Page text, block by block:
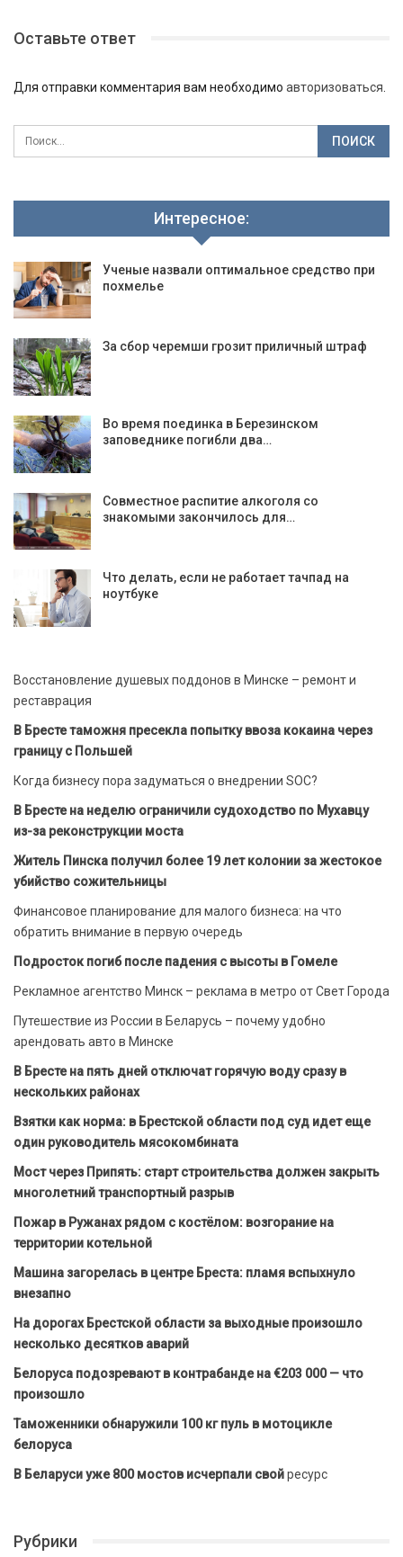
Оставьте ответ
Для отправки комментария вам необходимо авторизоваться
Интересное:
Ученые назвали оптимальное средство при
похмелье
За сбор черемши грозит приличный штраф
Во время поединка в Березинском
заповеднике погибли два…
Совместное распитие алкоголя со
знакомыми закончилось для…
Что делать, если не работает тачпад на
ноутбуке
Восстановление душевых поддонов в Минске – ремонт и
реставрация
В Бресте таможня пресекла попытку ввоза кокаина через
границу с Польшей
Когда бизнесу пора задуматься о внедрении SOC?
В Бресте на неделю ограничили судоходство по Мухавцу
из-за реконструкции моста
Житель Пинска получил более 19 лет колонии за жестокое
убийство сожительницы
Финансовое планирование для малого бизнеса: на что
обратить внимание в первую очередь
Подросток погиб после падения с высоты в Гомеле
Рекламное агентство Минск – реклама в метро от Свет Города
Путешествие из России в Беларусь – почему удобно
арендовать авто в Минске
В Бресте на пять дней отключат горячую воду сразу в
нескольких районах
Взятки как норма: в Брестской области под суд идет еще
один руководитель мясокомбината
Мост через Припять: старт строительства должен закрыть
многолетний транспортный разрыв
Пожар в Ружанах рядом с костёлом: возгорание на
территории котельной
Машина загорелась в центре Бреста: пламя вспыхнуло
внезапно
На дорогах Брестской области за выходные произошло
несколько десятков аварий
Белоруса подозревают в контрабанде на €203 000 — что
произошло
Таможенники обнаружили 100 кг пуль в мотоцикле
белоруса
В Беларуси уже 800 мостов исчерпали свойресурс
Рубрики